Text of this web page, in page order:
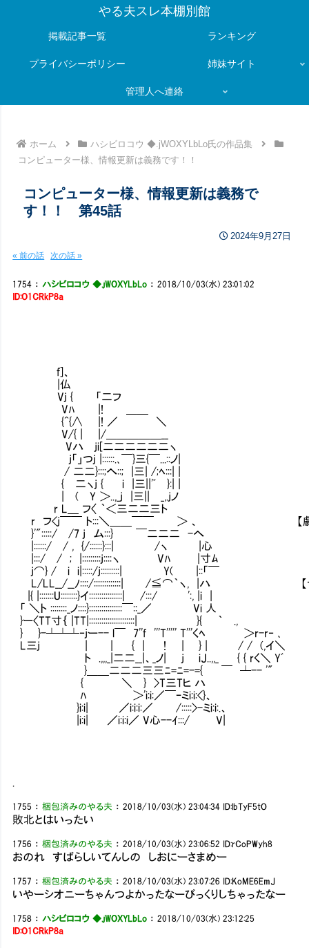
やる夫スレ本棚別館
掲載記事一覧 ランキング
プライバシーポリシー 姉妹サイト
管理人へ連絡
ホーム
ハシビロコウ ◆.jWOXYLbLo氏の作品集
コンピューター様、情報更新は義務です！！
コンピューター様、情報更新は義務で
す！！ 第45話
2024年9月27日
« 前の話 次の話 »
1754 ： ハシビロコウ ◆.jWOXYLbLo ：2018/10/03(水) 23:01:02
ID:O1CRkP8a
f]、
|仏
Vj { 「二フ
Vﾊ |! ＿＿
{^{∧ |! ／ ＼
V/{ | |/＿＿＿＿＿__
Vハ ji[二二二二二二ヽ
j「」つj |::::::.､￣}三{￣...::ノ|
/ 二二}:::;へ::; |三| /;ﾍ:::| |
{ 二ヽj { i |三||'ﾞ }:| |
| ( Y ＞..,_j |三|| _,.jノ
r L＿ フ〈 ｀＜三二二三ト
r フ<j￣￣ ト:::＼＿＿￣￣ ＞ 、 【劇場版
}'":::::/ /7 j ム:::} ￣二二二 -へ
|::::::/ / , {/::::::}:::| /ヽ |心
|:::/ / ; |:::::::::j::::ヽ Vﾊ |寸ﾑ
j⌒} / i i|:::::/j:::::::::| Y( |::「￣
L/LL__/__ﾉ::::/:::::::::::::| /≦⌒｀ヽ, |ハ 【ぜんかいの
|{ |:::::::U::::::::}イ::::::::::::::::| /:::/ ':, |i |
「 ＼ト ::::::::_ノ::::}::::::::::::::::￣::_／ Vi 人
}ー〈TT寸｛ |TT|::::::::::::::::::::::| }{ ｀ .,
} }-┴┴┴‐jー-- l￣ 7''f '''T''''' T'''くﾍ ＞r-r‐ ､
L三j | | { | ! | } | / / (,イ＼
ト .,,,_|二二__|、_ノ| j iJ..,,_ { { rく＼ Yﾞ
}＿＿二二二三三ﾆ=ﾆ=-={ ￣ ┴-- '"
{ ＼ } >T三Tヒ ハ
ﾊ ＞'i:i:／￣ｰミi:i:<}、
}i:i| ／i:i:i:／ /:::::>-ミi:i:.、
|i:i| ／i:i:i／ V心--ｲ:::/ V|
1755 ：梱包済みのやる夫 ：2018/10/03(水) 23:04:34 ID:lbTyF5tO
敗北とはいったい
1756 ：梱包済みのやる夫 ：2018/10/03(水) 23:06:52 ID:rCoPWyh8
おのれ すばらしいてんしの しおにーさまめー
1757 ：梱包済みのやる夫 ：2018/10/03(水) 23:07:26 ID:KoME6EmJ
いやーシオニーちゃんつよかったなーびっくりしちゃったなー
1758 ： ハシビロコウ ◆.jWOXYLbLo ：2018/10/03(水) 23:12:25
ID:O1CRkP8a